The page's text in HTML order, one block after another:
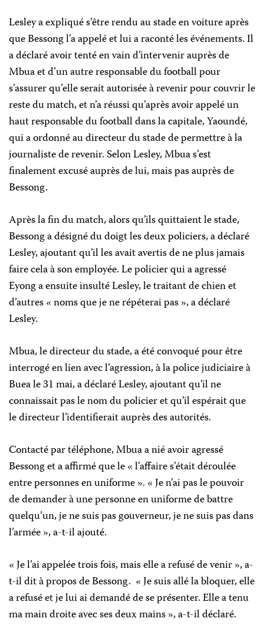
Lesley a expliqué s’être rendu au stade en voiture après
que Bessong l’a appelé et lui a raconté les événements. Il
a déclaré avoir tenté en vain d’intervenir auprès de
Mbua et d’un autre responsable du football pour
s’assurer qu’elle serait autorisée à revenir pour couvrir le
reste du match, et n’a réussi qu’après avoir appelé un
haut responsable du football dans la capitale, Yaoundé,
qui a ordonné au directeur du stade de permettre à la
journaliste de revenir. Selon Lesley, Mbua s’est
finalement excusé auprès de lui, mais pas auprès de
Bessong.
Après la fin du match, alors qu’ils quittaient le stade,
Bessong a désigné du doigt les deux policiers, a déclaré
Lesley, ajoutant qu’il les avait avertis de ne plus jamais
faire cela à son employée. Le policier qui a agressé
Eyong a ensuite insulté Lesley, le traitant de chien et
d’autres « noms que je ne répéterai pas », a déclaré
Lesley.
Mbua, le directeur du stade, a été convoqué pour être
interrogé en lien avec l’agression, à la police judiciaire à
Buea le 31 mai, a déclaré Lesley, ajoutant qu’il ne
connaissait pas le nom du policier et qu’il espérait que
le directeur l’identifierait auprès des autorités.
Contacté par téléphone, Mbua a nié avoir agressé
Bessong et a affirmé que le « l’affaire s’était déroulée
entre personnes en uniforme ». « Je n’ai pas le pouvoir
de demander à une personne en uniforme de battre
quelqu’un, je ne suis pas gouverneur, je ne suis pas dans
l’armée », a-t-il ajouté.
« Je l’ai appelée trois fois, mais elle a refusé de venir », a-
t-il dit à propos de Bessong. « Je suis allé la bloquer, elle
a refusé et je lui ai demandé de se présenter. Elle a tenu
ma main droite avec ses deux mains », a-t-il déclaré.